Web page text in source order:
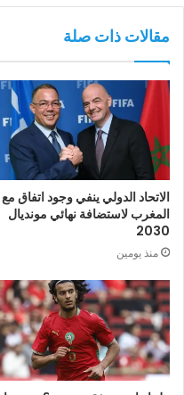
مقالات ذات صلة
الاتحاد الدولي ينفي وجود اتفاق مع
المغرب لاستضافة نهائي مونديال
2030
منذ يومين